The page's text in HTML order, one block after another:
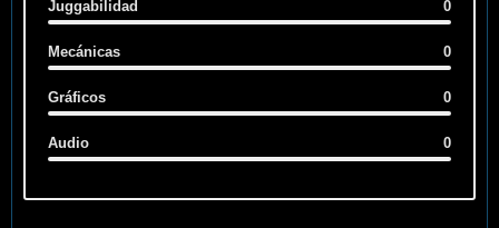
Juggabilidad 0
Mecánicas 0
Gráficos 0
Audio 0